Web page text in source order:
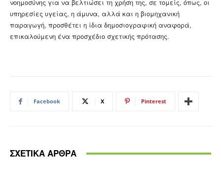
νοημοσύνης για να βελτιώσει τη χρήση της, σε τομείς, όπως, οι
υπηρεσίες υγείας, η άμυνα, αλλά και η βιομηχανική
παραγωγή, προσθέτει η ίδια δημοσιογραφική αναφορά,
επικαλούμενη ένα προσχέδιο σχετικής πρότασης.
Facebook X Pinterest
ΣΧΕΤΙΚΑ ΑΡΘΡΑ